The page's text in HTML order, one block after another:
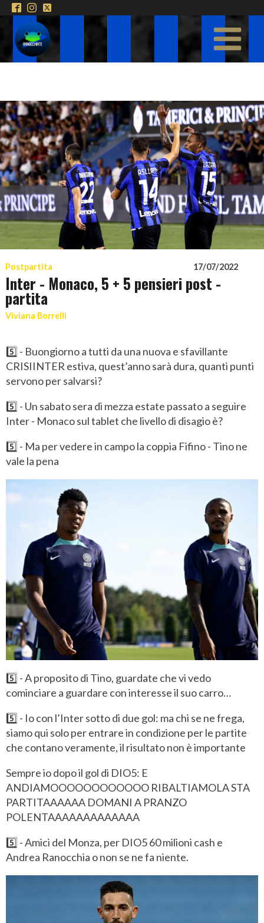
Postpartita 17/07/2022
Inter - Monaco, 5 + 5 pensieri post -
partita
Viviana Borrelli
5️⃣ - Buongiorno a tutti da una nuova e sfavillante
CRISIINTER estiva, quest’anno sarà dura, quanti punti
servono per salvarsi?
5️⃣ - Un sabato sera di mezza estate passato a seguire
Inter - Monaco sul tablet che livello di disagio è?
5️⃣ - Ma per vedere in campo la coppia Fifino - Tino ne
vale la pena
5️⃣ - A proposito di Tino, guardate che vi vedo
cominciare a guardare con interesse il suo carro…
5️⃣ - Io con l’Inter sotto di due gol: ma chi se ne frega,
siamo qui solo per entrare in condizione per le partite
che contano veramente, il risultato non è importante
Sempre io dopo il gol di DIO5: E
ANDIAMOOOOOOOOOOOO RIBALTIAMOLA STA
PARTITAAAAAA DOMANI A PRANZO
POLENTAAAAAAAAAAAAA
5️⃣ - Amici del Monza, per DIO5 60 milioni cash e
Andrea Ranocchia o non se ne fa niente.